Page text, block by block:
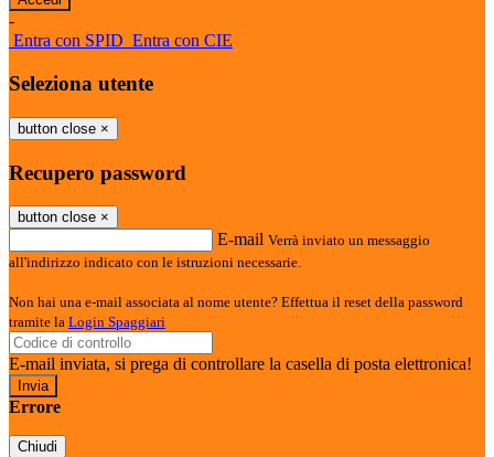
-
Entra con SPID Entra con CIE
Seleziona utente
button close ×
Recupero password
button close ×
E-mail Verrà inviato un messaggio
all'indirizzo indicato con le istruzioni necessarie.
Non hai una e-mail associata al nome utente? Effettua il reset della password
tramite la Login Spaggiari
E-mail inviata, si prega di controllare la casella di posta elettronica!
Errore
Chiudi